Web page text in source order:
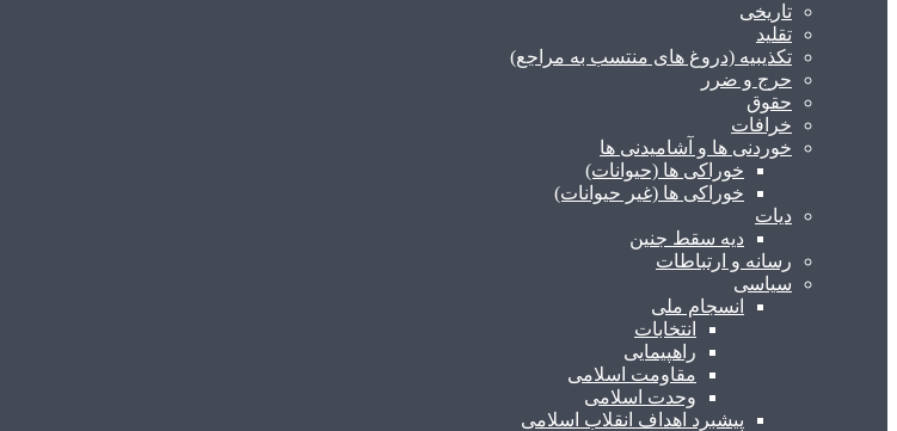
تاریخی
تقلید
تکذیبیه (دروغ های منتسب به مراجع)
حرج و ضرر
حقوق
خرافات
خوردنی ها و آشامیدنی ها
خوراکی ها (حیوانات)
خوراکی ها (غیر حیوانات)
دیات
دیه سقط جنین
رسانه و ارتباطات
سیاسی
انسجام ملی
انتخابات
راهپیمایی
مقاومت اسلامی
وحدت اسلامی
پیشبرد اهداف انقلاب اسلامی